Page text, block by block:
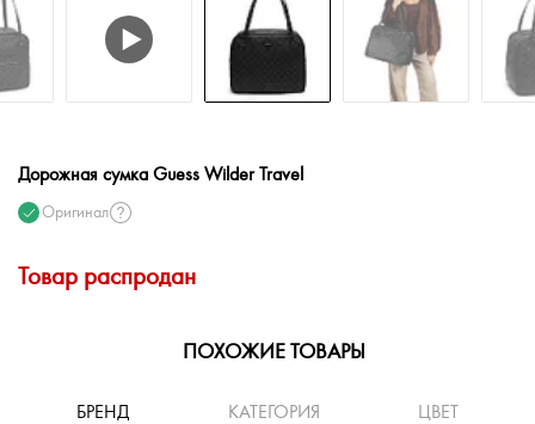
Дорожная сумка Guess Wilder Travel
Оригинал
Товар распродан
ПОХОЖИЕ ТОВАРЫ
БРЕНД КАТЕГОРИЯ ЦВЕТ